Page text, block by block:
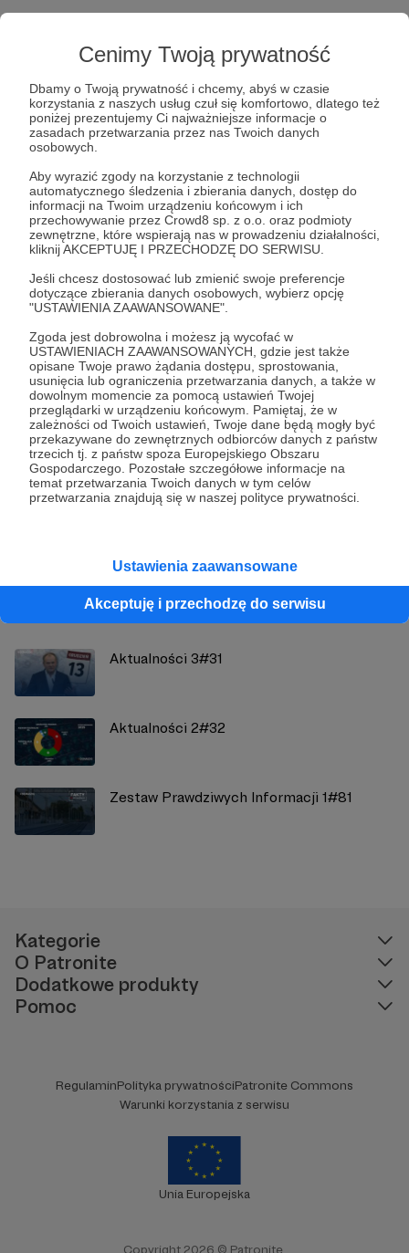
Cenimy Twoją prywatność
Dbamy o Twoją prywatność i chcemy, abyś w czasie
korzystania z naszych usług czuł się komfortowo, dlatego też
poniżej prezentujemy Ci najważniejsze informacje o
zasadach przetwarzania przez nas Twoich danych
osobowych.
Aby wyrazić zgody na korzystanie z technologii
automatycznego śledzenia i zbierania danych, dostęp do
informacji na Twoim urządzeniu końcowym i ich
przechowywanie przez Crowd8 sp. z o.o. oraz podmioty
zewnętrzne, które wspierają nas w prowadzeniu działalności,
kliknij AKCEPTUJĘ I PRZECHODZĘ DO SERWISU.
Jeśli chcesz dostosować lub zmienić swoje preferencje
dotyczące zbierania danych osobowych, wybierz opcję
"USTAWIENIA ZAAWANSOWANE".
Zgoda jest dobrowolna i możesz ją wycofać w
USTAWIENIACH ZAAWANSOWANYCH, gdzie jest także
opisane Twoje prawo żądania dostępu, sprostowania,
usunięcia lub ograniczenia przetwarzania danych, a także w
dowolnym momencie za pomocą ustawień Twojej
przeglądarki w urządzeniu końcowym. Pamiętaj, że w
zależności od Twoich ustawień, Twoje dane będą mogły być
przekazywane do zewnętrznych odbiorców danych z państw
trzecich tj. z państw spoza Europejskiego Obszaru
Gospodarczego. Pozostałe szczegółowe informacje na
temat przetwarzania Twoich danych w tym celów
przetwarzania znajdują się w naszej polityce prywatności.
Ustawienia zaawansowane
Akceptuję i przechodzę do serwisu
Post dostępny tylko dla Patronów
Aby zobaczyć ten materiał musisz być zalogowany
Zostań Patronem
Zaloguj się
demokracja polityka dezinformacja
Udostępnij
Demagog
Zobacz również
Aktualności 3#31
Aktualności 2#32
Zestaw Prawdziwych Informacji 1#81
Kategorie
O Patronite
Dodatkowe produkty
Pomoc
RegulaminPolityka prywatnościPatronite Commons
Warunki korzystania z serwisu
Unia Europejska
Copyright 2026 © Patronite.